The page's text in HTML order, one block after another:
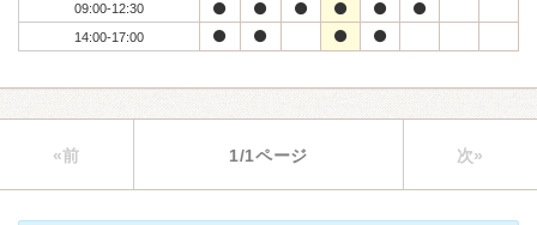
09:00-12:30
14:00-17:00
«前 1/1ページ 次»